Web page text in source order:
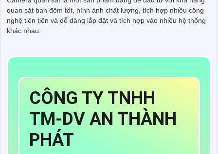
quan sát ban đêm tốt, hình ảnh chất lượng, tích hợp nhiều công
nghệ tiên tiến và dễ dàng lắp đặt và tích hợp vào nhiều hệ thống
khác nhau.
CÔNG TY TNHH
TM-DV AN THÀNH
PHÁT